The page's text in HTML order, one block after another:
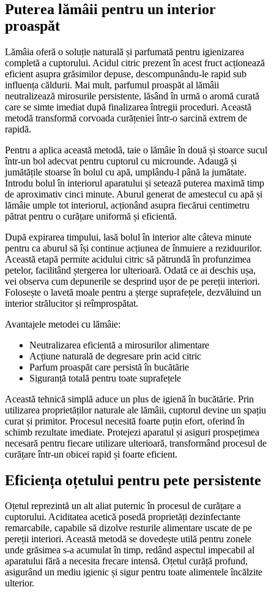
Puterea lămâii pentru un interior
proaspăt
Lămâia oferă o soluție naturală și parfumată pentru igienizarea
completă a cuptorului. Acidul citric prezent în acest fruct acționează
eficient asupra grăsimilor depuse, descompunându-le rapid sub
influența căldurii. Mai mult, parfumul proaspăt al lămâii
neutralizează mirosurile persistente, lăsând în urmă o aromă curată
care se simte imediat după finalizarea întregii proceduri. Această
metodă transformă corvoada curățeniei într-o sarcină extrem de
rapidă.
Pentru a aplica această metodă, taie o lămâie în două și stoarce sucul
într-un bol adecvat pentru cuptorul cu microunde. Adaugă și
jumătățile stoarse în bolul cu apă, umplându-l până la jumătate.
Introdu bolul în interiorul aparatului și setează puterea maximă timp
de aproximativ cinci minute. Aburul generat de amestecul cu apă și
lămâie umple tot interiorul, acționând asupra fiecărui centimetru
pătrat pentru o curățare uniformă și eficientă.
După expirarea timpului, lasă bolul în interior alte câteva minute
pentru ca aburul să își continue acțiunea de înmuiere a reziduurilor.
Această etapă permite acidului citric să pătrundă în profunzimea
petelor, facilitând ștergerea lor ulterioară. Odată ce ai deschis ușa,
vei observa cum depunerile se desprind ușor de pe pereții interiori.
Folosește o lavetă moale pentru a șterge suprafețele, dezvăluind un
interior strălucitor și reîmprospătat.
Avantajele metodei cu lămâie:
Neutralizarea eficientă a mirosurilor alimentare
Acțiune naturală de degresare prin acid citric
Parfum proaspăt care persistă în bucătărie
Siguranță totală pentru toate suprafețele
Această tehnică simplă aduce un plus de igienă în bucătărie. Prin
utilizarea proprietăților naturale ale lămâii, cuptorul devine un spațiu
curat și primitor. Procesul necesită foarte puțin efort, oferind în
schimb rezultate imediate. Protejezi aparatul și asiguri prospețimea
necesară pentru fiecare utilizare ulterioară, transformând procesul de
curățare într-un obicei rapid și foarte eficient.
Eficiența oțetului pentru pete persistente
Oțetul reprezintă un alt aliat puternic în procesul de curățare a
cuptorului. Aciditatea acetică posedă proprietăți dezinfectante
remarcabile, capabile să dizolve resturile alimentare uscate de pe
pereții interiori. Această metodă se dovedește utilă pentru zonele
unde grăsimea s-a acumulat în timp, redând aspectul impecabil al
aparatului fără a necesita frecare intensă. Oțetul curăță profund,
asigurând un mediu igienic și sigur pentru toate alimentele încălzite
ulterior.